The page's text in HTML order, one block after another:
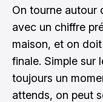
On tourne autour
avec un chiffre
maison, et on
finale. Simple sur
toujours un
attends, on peut